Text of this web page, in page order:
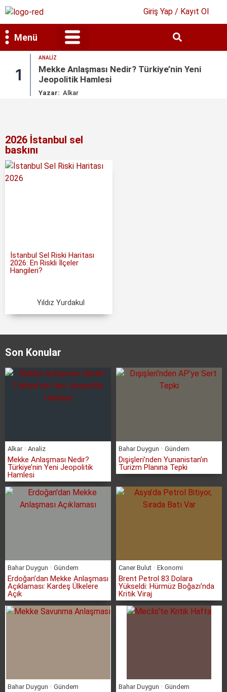
Giriş Yap / Kayıt Ol
Menü
1
ANALIZ
Mekke Anlaşması Nedir? Türkiye’nin Yeni
Jeopolitik Hamlesi
Yazar: Alkar
2026 İstanbul sel
baskını
İstanbul Sel Riski Haritası
2026: En Riskli İlçeler
Hangileri?
Yıldız Yurdakul
Son Konular
Alkar Analiz
Mekke Anlaşması Nedir?
Türkiye’nin Yeni Jeopolitik
Hamlesi
Bahar Duygun Gündem
Dışişleri’nden Yunanistan’ın
Turizm Planına Tepki
Bahar Duygun Gündem
Erdoğan’dan Mekke Anlaşması
Açıklaması: Kardeş Ülkelere
Açık
Caner Bulut Ekonomi
Brent Petrol 83 Dolara
Yükseldi: Hürmüz Boğazı’nda
Kritik Viraj
Bahar Duygun Gündem Bahar Duygun Gündem